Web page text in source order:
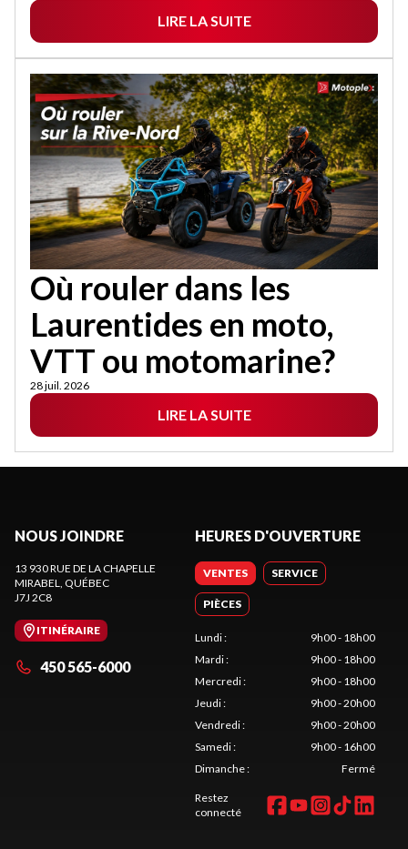
LIRE LA SUITE
Où rouler dans les
Laurentides en moto,
VTT ou motomarine?
28 juil. 2026
LIRE LA SUITE
NOUS JOINDRE
13 930 RUE DE LA CHAPELLE
MIRABEL, QUÉBEC
J7J 2C8
ITINÉRAIRE
450 565-6000
HEURES D'OUVERTURE
VENTES SERVICE
PIÈCES
Lundi:
9h00 - 18h00
Mardi:
9h00 - 18h00
Mercredi:
9h00 - 18h00
Jeudi:
9h00 - 20h00
Vendredi:
9h00 - 20h00
Samedi:
9h00 - 16h00
Dimanche: Fermé
Restez
connecté